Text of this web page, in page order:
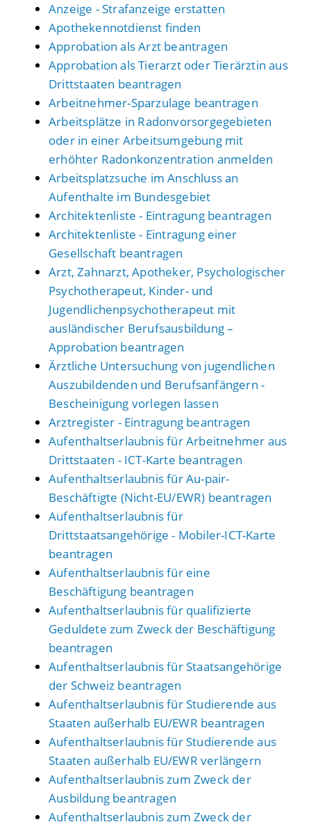
Anzeige - Strafanzeige erstatten
Apothekennotdienst finden
Approbation als Arzt beantragen
Approbation als Tierarzt oder Tierärztin aus
Drittstaaten beantragen
Arbeitnehmer-Sparzulage beantragen
Arbeitsplätze in Radonvorsorgegebieten
oder in einer Arbeitsumgebung mit
erhöhter Radonkonzentration anmelden
Arbeitsplatzsuche im Anschluss an
Aufenthalte im Bundesgebiet
Architektenliste - Eintragung beantragen
Architektenliste - Eintragung einer
Gesellschaft beantragen
Arzt, Zahnarzt, Apotheker, Psychologischer
Psychotherapeut, Kinder- und
Jugendlichenpsychotherapeut mit
ausländischer Berufsausbildung –
Approbation beantragen
Ärztliche Untersuchung von jugendlichen
Auszubildenden und Berufsanfängern -
Bescheinigung vorlegen lassen
Arztregister - Eintragung beantragen
Aufenthaltserlaubnis für Arbeitnehmer aus
Drittstaaten - ICT-Karte beantragen
Aufenthaltserlaubnis für Au-pair-
Beschäftigte (Nicht-EU/EWR) beantragen
Aufenthaltserlaubnis für
Drittstaatsangehörige - Mobiler-ICT-Karte
beantragen
Aufenthaltserlaubnis für eine
Beschäftigung beantragen
Aufenthaltserlaubnis für qualifizierte
Geduldete zum Zweck der Beschäftigung
beantragen
Aufenthaltserlaubnis für Staatsangehörige
der Schweiz beantragen
Aufenthaltserlaubnis für Studierende aus
Staaten außerhalb EU/EWR beantragen
Aufenthaltserlaubnis für Studierende aus
Staaten außerhalb EU/EWR verlängern
Aufenthaltserlaubnis zum Zweck der
Ausbildung beantragen
Aufenthaltserlaubnis zum Zweck der